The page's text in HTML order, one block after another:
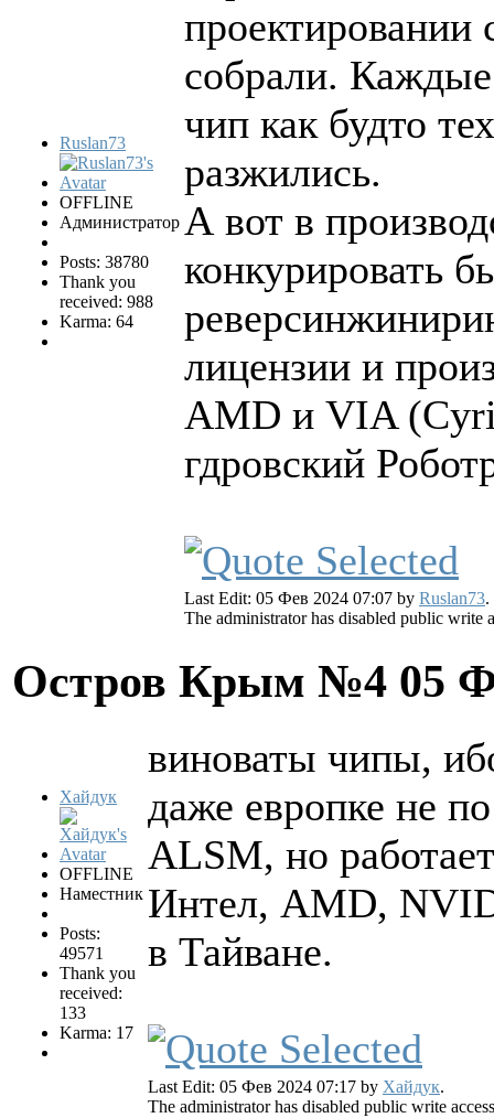
Ruslan73
OFFLINE
Администратор
Posts: 38780
Thank you
received: 988
Karma: 64
собрали.
чип как будто
разжились.
А вот в
конкурировать
лицензии и
AMD и VIA
гдровский
Last Edit: 05 Фев 2024 07:07 by Ruslan73.
The administrator has disabled public write
Остров Крым №4 05
Хайдук
OFFLINE
Наместник
Posts:
49571
Thank you
received:
133
Karma: 17
виноваты чипы,
даже европке не
ALSM, но
Интел, AMD,
в Тайване.
Last Edit: 05 Фев 2024 07:17 by Хайдук.
The administrator has disabled public write